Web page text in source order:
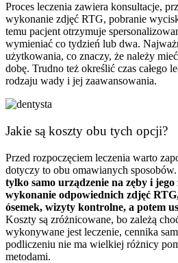
Proces leczenia zawiera konsultacje,
wykonanie zdjęć RTG, pobranie
temu pacjent otrzymuje
wymieniać co tydzień lub dwa.
użytkowania, co znaczy, że należy
dobę. Trudno też określić czas całego
rodzaju wady i jej zaawansowania.
Jakie są koszty obu tych opcji?
Przed rozpoczęciem leczenia warto
dotyczy to obu omawianych sposobów.
tylko samo urządzenie na zęby i jego
wykonanie odpowiednich zdjęć
ósemek, wizyty kontrolne, a potem
Koszty są zróżnicowane, bo zależą
wykonywane jest leczenie, cennika
podliczeniu nie ma wielkiej różnicy
metodami.